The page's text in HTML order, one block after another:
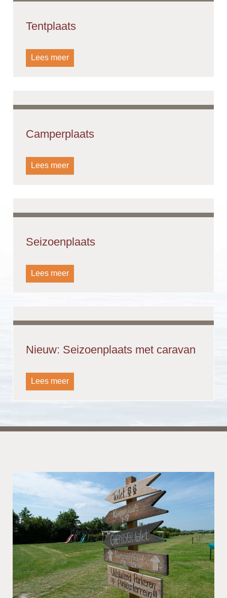
Tentplaats
Lees meer
Camperplaats
Lees meer
Seizoenplaats
Lees meer
Nieuw: Seizoenplaats met caravan
Lees meer